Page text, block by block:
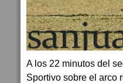
A los 22 minutos del
Sportivo sobre el arco